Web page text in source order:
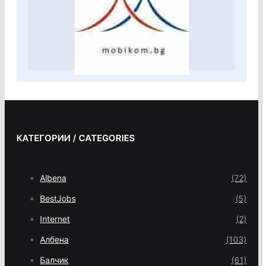
КАТЕГОРИИ / CATEGORIES
Albena (72)
BestJobs (5)
Internet (2)
Албена (103)
Балчик (61)